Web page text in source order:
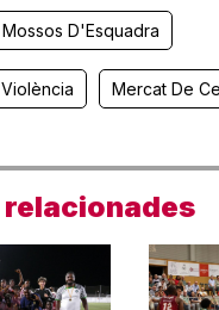
Mossos D'Esquadra
Mercat De